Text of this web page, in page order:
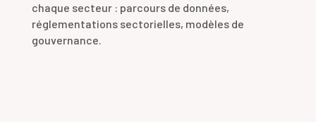
chaque secteur : parcours de données,
réglementations sectorielles, modèles de
gouvernance.